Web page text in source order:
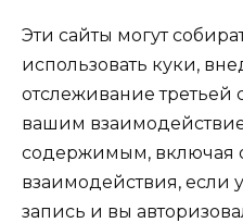
Эти сайты могут
использовать куки,
отслеживание третьей
вашим
содержимым, включая
взаимодействия, если у
запись и вы